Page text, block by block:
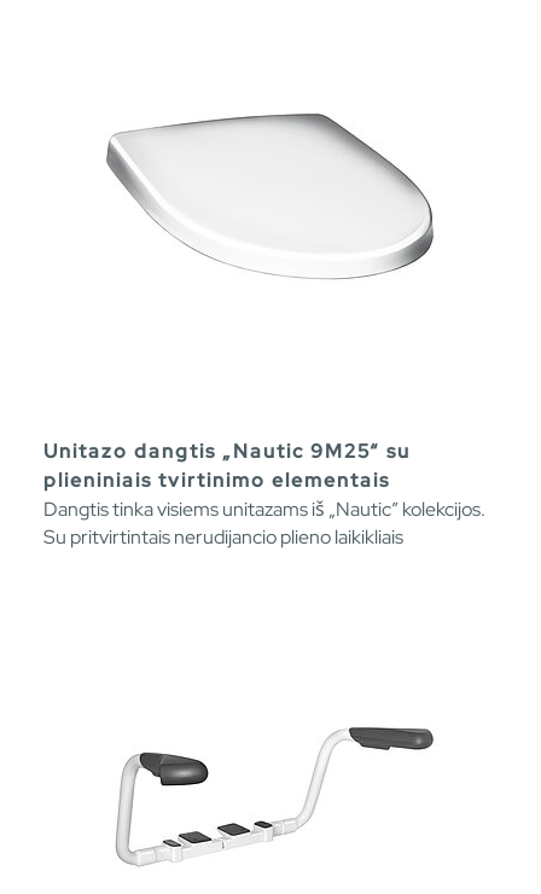
Unitazo dangtis „Nautic 9M25“ su
plieniniais tvirtinimo elementais
Dangtis tinka visiems unitazams iš „Nautic” kolekcijos.
Su pritvirtintais nerudijancio plieno laikikliais